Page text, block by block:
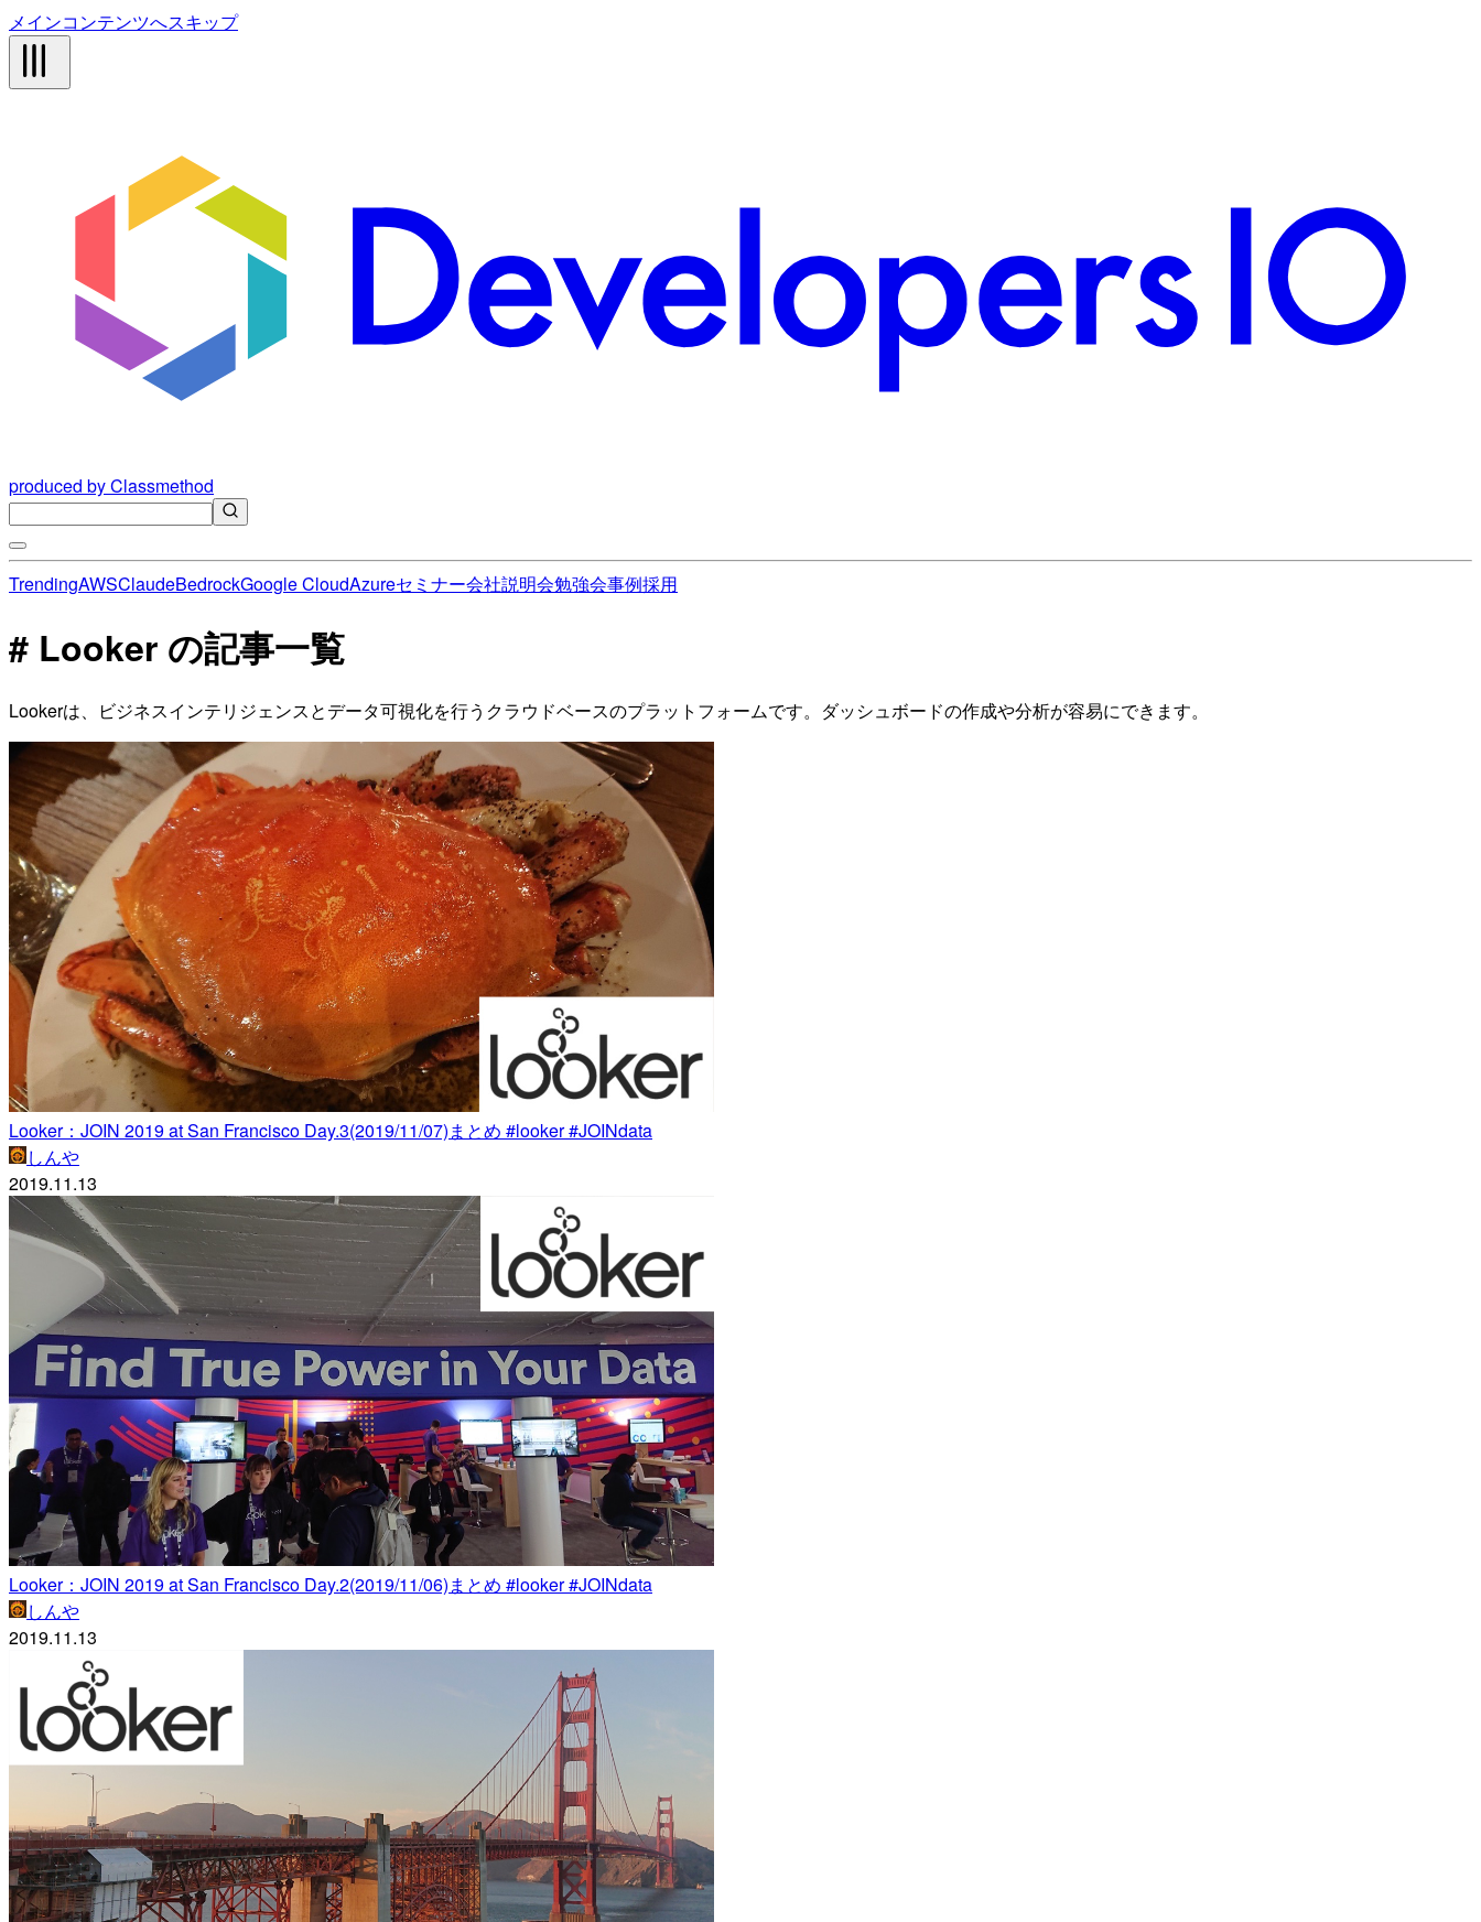
メインコンテンツへスキップ
produced by Classmethod
TrendingAWSClaudeBedrockGoogle CloudAzureセミナー会社説明会勉強会事例採用
# Looker の記事一覧
Lookerは、ビジネスインテリジェンスとデータ可視化を行うクラウドベースのプラットフォームです。ダッシュボードの作成や分析が容易にできます。
Looker：JOIN 2019 at San Francisco Day.3(2019/11/07)まとめ #looker #JOINdata
しんや
2019.11.13
Looker：JOIN 2019 at San Francisco Day.2(2019/11/06)まとめ #looker #JOINdata
しんや
2019.11.13